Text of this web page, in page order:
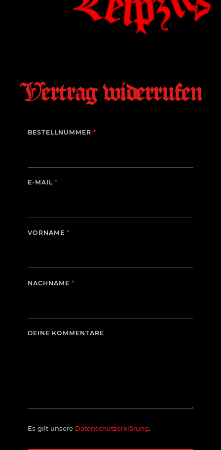
Vertrag widerrufen
BESTELLNUMMER *ERFORDERLICH
E-MAIL *
VORNAME *
NACHNAME *
DEINE KOMMENTARE
Es gilt unsere Datenschutzerklärung.